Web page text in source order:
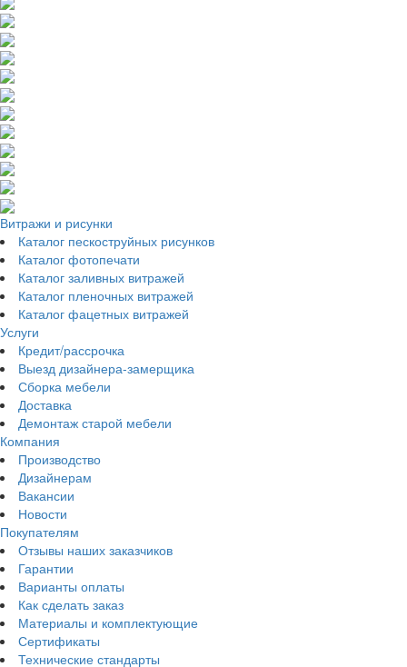
Витражи и рисунки
Каталог пескоструйных рисунков
Каталог фотопечати
Каталог заливных витражей
Каталог пленочных витражей
Каталог фацетных витражей
Услуги
Кредит/рассрочка
Выезд дизайнера-замерщика
Сборка мебели
Доставка
Демонтаж старой мебели
Компания
Производство
Дизайнерам
Вакансии
Новости
Покупателям
Отзывы наших заказчиков
Гарантии
Варианты оплаты
Как сделать заказ
Материалы и комплектующие
Сертификаты
Технические стандарты